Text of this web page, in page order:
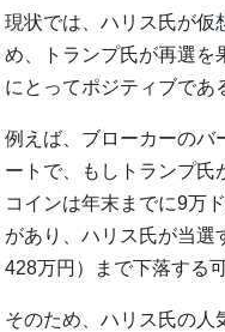
現状では、ハリス氏が仮
め、トランプ氏が再選を
にとってポジティブであ
例えば、ブローカーのバ
ートで、もしトランプ氏
コインは年末までに9万
があり、ハリス氏が当選
428万円）まで下落する
そのため、ハリス氏の人